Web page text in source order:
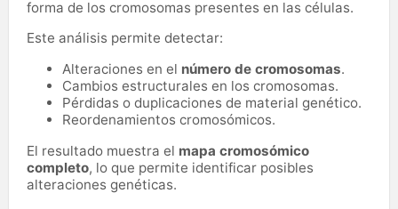
forma de los cromosomas presentes en las células.
Este análisis permite detectar:
Alteraciones en el número de cromosomas.
Cambios estructurales en los cromosomas.
Pérdidas o duplicaciones de material genético.
Reordenamientos cromosómicos.
El resultado muestra el mapa cromosómico
completo, lo que permite identificar posibles
alteraciones genéticas.